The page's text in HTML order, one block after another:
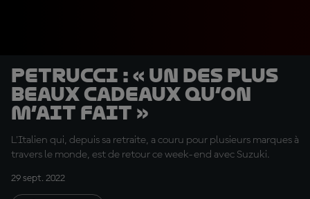
Petrucci : « Un des plus
beaux cadeaux qu’on
m’ait fait »
L'Italien qui, depuis sa retraite, a couru pour plusieurs marques à
travers le monde, est de retour ce week-end avec Suzuki.
29 sept. 2022